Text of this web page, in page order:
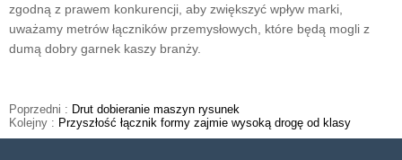
zgodną z prawem konkurencji, aby zwiększyć wpływ marki,
uważamy metrów łączników przemysłowych, które będą mogli z
dumą dobry garnek kaszy branży.
Poprzedni : Drut dobieranie maszyn rysunek
Kolejny : Przyszłość łącznik formy zajmie wysoką drogę od klasy